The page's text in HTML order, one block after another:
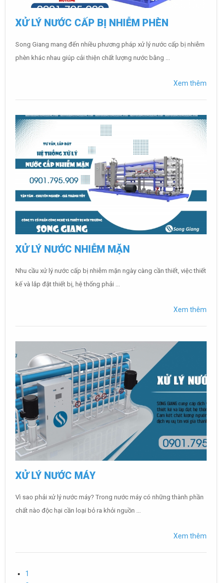
XỬ LÝ NƯỚC CẤP BỊ NHIỄM PHÈN
Song Giang mang đến nhiều phương pháp xử lý nước cấp bị nhiễm
phèn khác nhau giúp cải thiện chất lượng nước bằng ...
Xem thêm
XỬ LÝ NƯỚC NHIỄM MẶN
Nhu cầu xử lý nước cấp bị nhiễm mặn ngày càng cần thiết, việc thiết
kế và lắp đặt thiết bị, hệ thống phải ...
Xem thêm
XỬ LÝ NƯỚC MÁY
Vì sao phải xử lý nước máy? Trong nước máy có những thành phần
chất nào độc hại cần loại bỏ ra khỏi nguồn ...
Xem thêm
1